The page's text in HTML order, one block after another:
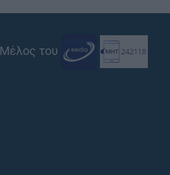
Μέλος του